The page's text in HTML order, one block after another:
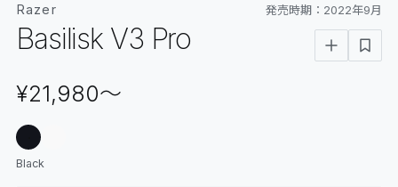
Razer 発売時期： 2022年9月
Basilisk V3 Pro
¥21,980〜
Black